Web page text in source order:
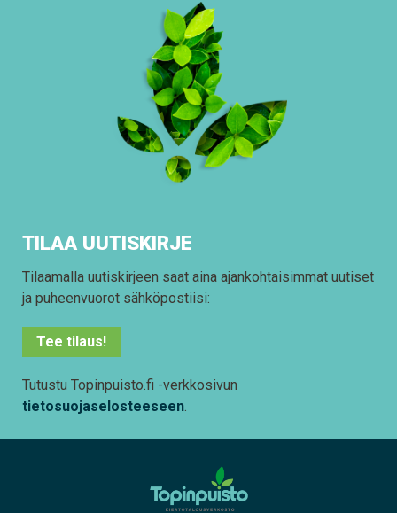
TILAA UUTISKIRJE
Tilaamalla uutiskirjeen saat aina ajankohtaisimmat uutiset
ja puheenvuorot sähköpostiisi:
Tee tilaus!
Tutustu Topinpuisto.fi -verkkosivun
tietosuojaselosteeseen.